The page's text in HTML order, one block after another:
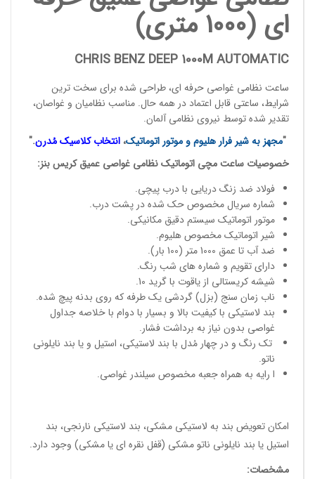
ای (1000 متری)
CHRIS BENZ DEEP 1000M AUTOMATIC
ساعت نظامی غواصی حرفه ای، طراحی شده برای سخت ترین
شرایط، ساعتی قابل اعتماد در همه حال. مناسب نظامیان و غواصان،
تقدیر شده توسط نیروی نظامی آلمان.
"مجهز به شیر فرار هلیوم و موتور اتوماتیک،انتخاب کلاسیک مُدرن."
خصوصیات ساعت مچی اتوماتیک نظامی غواصی عمیقکریس بنز:
فولاد ضد زنگ دریایی با درب پیچی.
شماره سریال مخصوص حک شده در پشت درب.
موتور اتوماتیک سیستم دقیق مکانیکی.
شیر اتوماتیک مخصوص هلیوم.
ضد آب تا عمق 1000 متر (100 بار).
دارای تقویم و شماره های شب رنگ.
شیشه کریستالی از یاقوت با گرید 10.
ناب زمان سنج (بزل) گردشی یک طرفه که روی بدنه پیچ شده.
بند لاستیکی با کیفیت بالا و بسیار با دوام با خلاصه جداول
غواصی بدون نیاز به برداشت فشار.
تک رنگ و در چهار مُدل با بند لاستیکی، استیل و یا بند نایلونی
ناتو.
ا رایه به همراه جعبه مخصوص سیلندر غواصی.
امکان تعویض بند به لاستیکی مشکی، بند لاستیکی نارنجی، بند
استیل یا بند نایلونی ناتو مشکی (قفل نقره ای یا مشکی) وجود دارد.
مشخصات: